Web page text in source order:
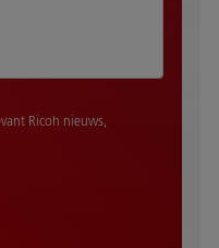
Ricoh nieuws,